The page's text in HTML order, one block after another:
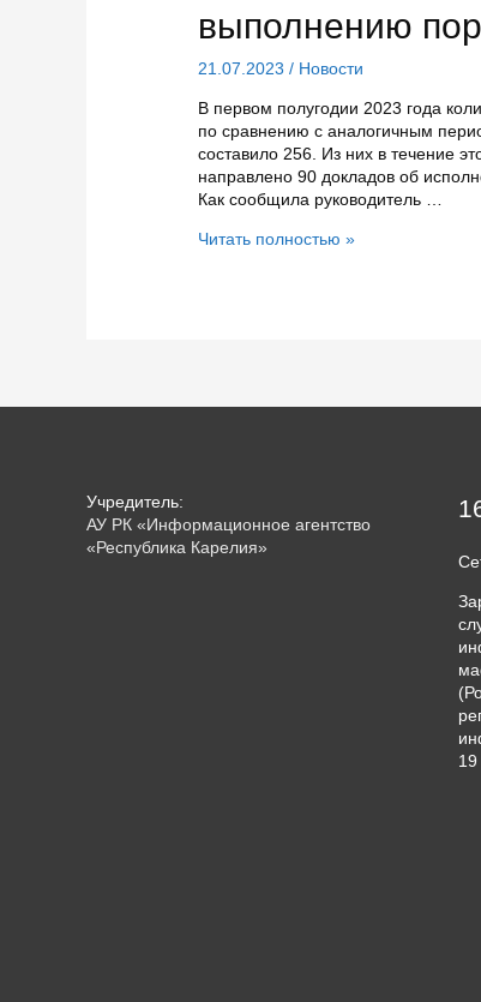
на
выполнению
21.07.2023 / Новости
В первом полугодии 2023 года
по сравнению с аналогичным
составило 256. Из них в течение
направлено 90 докладов об
Как сообщила руководитель …
Сотрудников
Читать полностью »
Учредитель:
АУ РК «Информационное агентство
«Республика Карелия»
19